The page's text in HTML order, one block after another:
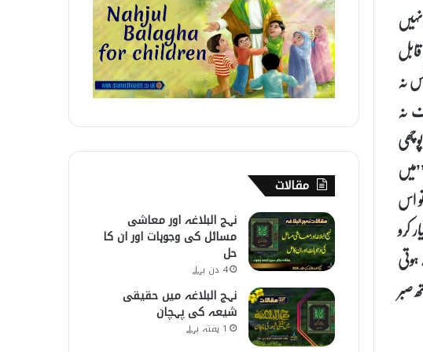
نہ
نہ
اس
کرو
صبر
مقالات
نہج البلاغہ اور معاشی
مسائل کی وجوہات اور ان کا
حل
4 دن پہلے
نہج البلاغہ میں حقیقی
شیعہ کی پہچان
1 ہفتہ پہلے